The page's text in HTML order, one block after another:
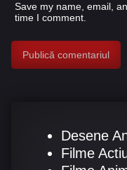
Save my name, email,
time I comment.
Desene
Filme